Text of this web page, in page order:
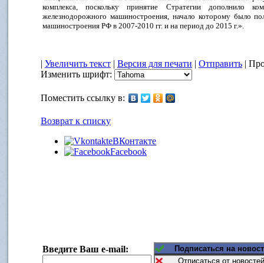
комплекса, поскольку принятие Стратегии дополнило
железнодорожного машиностроения, начало которому было
машиностроения РФ в 2007-2010 гг. и на период до 2015 г.».
| Увеличить текст | Версия для печати | Отправить |
Изменить шрифт:
Поместить ссылку в:
Возврат к списку
ВКонтакте
Facebook
Введите Ваш e-mail: